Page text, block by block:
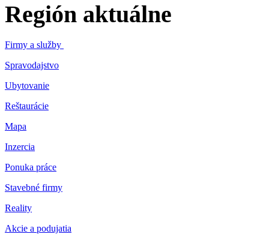
Región aktuálne
Firmy a služby
Spravodajstvo
Ubytovanie
Reštaurácie
Mapa
Inzercia
Ponuka práce
Stavebné firmy
Reality
Akcie a podujatia